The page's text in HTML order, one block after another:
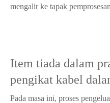
mengalir ke tapak
Item tiada dalam
pengikat kabel
Pada masa ini, proses